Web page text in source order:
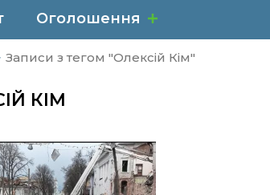
Оголошення
Записи з тегом "Олексій Кім"
КІМ